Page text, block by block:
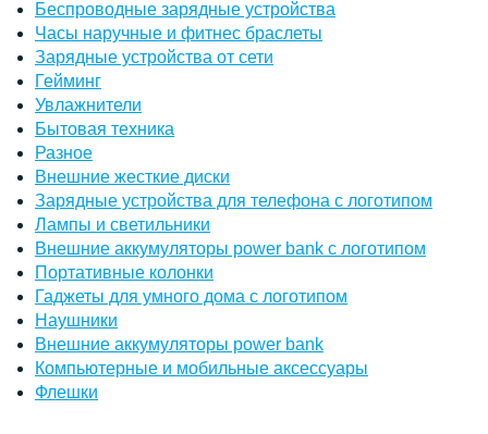
Беспроводные зарядные устройства
Часы наручные и фитнес браслеты
Зарядные устройства от сети
Гейминг
Увлажнители
Бытовая техника
Разное
Внешние жесткие диски
Зарядные устройства для телефона с логотипом
Лампы и светильники
Внешние аккумуляторы power bank с логотипом
Портативные колонки
Гаджеты для умного дома с логотипом
Наушники
Внешние аккумуляторы power bank
Компьютерные и мобильные аксессуары
Флешки